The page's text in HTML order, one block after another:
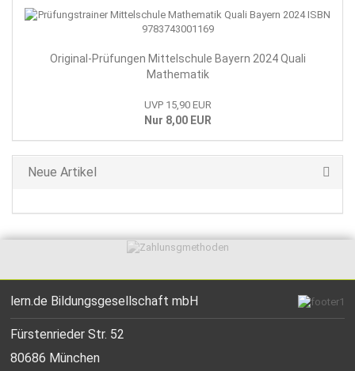
Original-Prüfungen Mittelschule Bayern 2024 Quali
Mathematik
UVP 15,90 EUR
Nur 8,00 EUR
Neue Artikel
lern.de Bildungsgesellschaft mbH
Fürstenrieder Str. 52
80686 München